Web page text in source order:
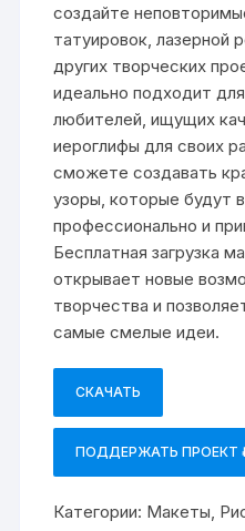
создайте
татуировок, лазерной
других творческих
идеально подходит
любителей, ищущих
иероглифы для своих
сможете создавать
узоры, которые будут
профессионально и
Бесплатная загрузка
открывает новые
творчества и
самые смелые идеи.
СКАЧАТЬ
ПОДДЕРЖАТЬ ПРОЕКТ
Категории: Макеты